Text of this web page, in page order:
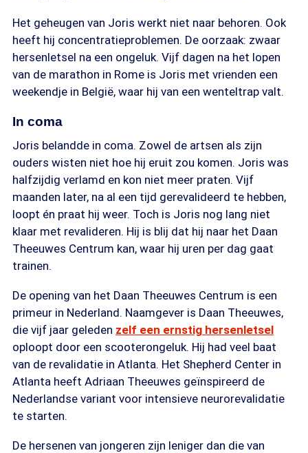
Het geheugen van Joris werkt niet naar behoren. Ook
heeft hij concentratieproblemen. De oorzaak: zwaar
hersenletsel na een ongeluk. Vijf dagen na het lopen
van de marathon in Rome is Joris met vrienden een
weekendje in België, waar hij van een wenteltrap valt.
In coma
Joris belandde in coma. Zowel de artsen als zijn
ouders wisten niet hoe hij eruit zou komen. Joris was
halfzijdig verlamd en kon niet meer praten. Vijf
maanden later, na al een tijd gerevalideerd te hebben,
loopt én praat hij weer. Toch is Joris nog lang niet
klaar met revalideren. Hij is blij dat hij naar het Daan
Theeuwes Centrum kan, waar hij uren per dag gaat
trainen.
De opening van het Daan Theeuwes Centrum is een
primeur in Nederland. Naamgever is Daan Theeuwes,
die vijf jaar geleden zelf een ernstig hersenletsel
oploopt door een scooterongeluk. Hij had veel baat
van de revalidatie in Atlanta. Het Shepherd Center in
Atlanta heeft Adriaan Theeuwes geïnspireerd de
Nederlandse variant voor intensieve neurorevalidatie
te starten.
De hersenen van jongeren zijn leniger dan die van